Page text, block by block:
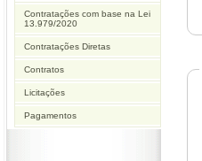
Contratações com base na Lei
13.979/2020
Contratações Diretas
Contratos
Licitações
Pagamentos